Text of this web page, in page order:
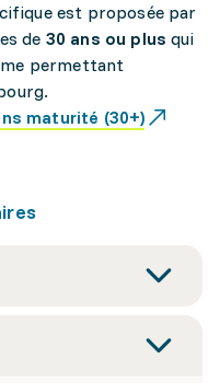
est proposée par
de 30 ans ou plus qui
permettant
maturité (30+)